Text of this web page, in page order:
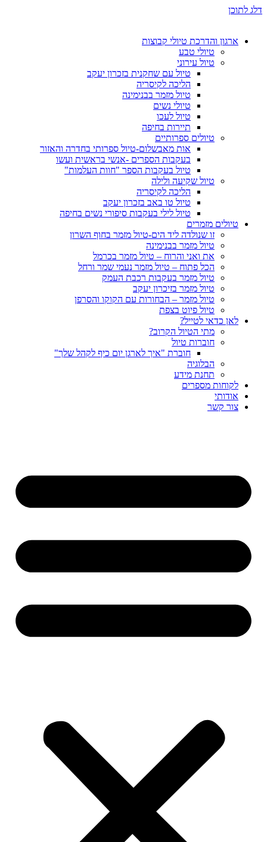
דלג לתוכן
ארגון והדרכת טיולי קבוצות
טיולי טבע
טיול עירוני
טיול עם שחקנית בזכרון יעקב
הליכה לקיסריה
טיול מזמר בבנימינה
טיולי נשים
טיול לעכו
תיירות בחיפה
טיולים ספרותיים
אות מאבשלום-טיול ספרותי בחדרה והאזור
בעקבות הספרים -אנשי בראשית ועשו
טיול בעקבות הספר "חוות העלמות"
טיול שקיעה ולילה
הליכה לקיסריה
טיול טו באב בזכרון יעקב
טיול לילי בעקבות סיפורי נשים בחיפה
טיולים מזמרים
זו שנולדה ליד הים-טיול מזמר בחוף השרון
טיול מזמר בבנימינה
את ואני והרוח – טיול מזמר בכרמל
הכל פתוח – טיול מזמר נעמי שמר ורחל
טיול מזמר בעקבות רכבת העמק
טיול מזמר בזיכרון יעקב
טיול מזמר – הבחורות עם הקוקו והסרפן
טיול פיוט בצפת
לאן כדאי לטייל?
מתי הטיול הקרוב?
חוברות טיול
חוברת "איך לארגן יום כיף לקהל שלך"
הבלוגיה
תחנת מידע
לקוחות מספרים
אודותי
צור קשר